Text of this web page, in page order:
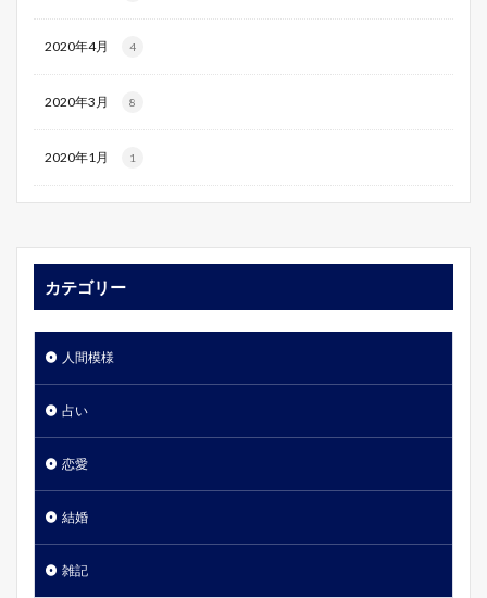
2020年4月 4
2020年3月 8
2020年1月 1
カテゴリー
人間模様
占い
恋愛
結婚
雑記